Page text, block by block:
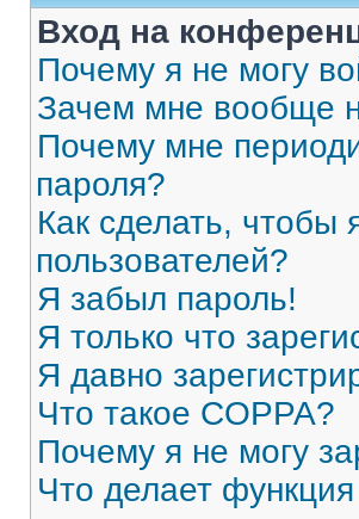
Вход на
Почему я не могу
Зачем мне вообще
Почему мне
пароля?
Как сделать, чтобы
пользователей?
Я забыл пароль!
Я только что
Я давно
Что такое COPPA?
Почему я не могу
Что делает